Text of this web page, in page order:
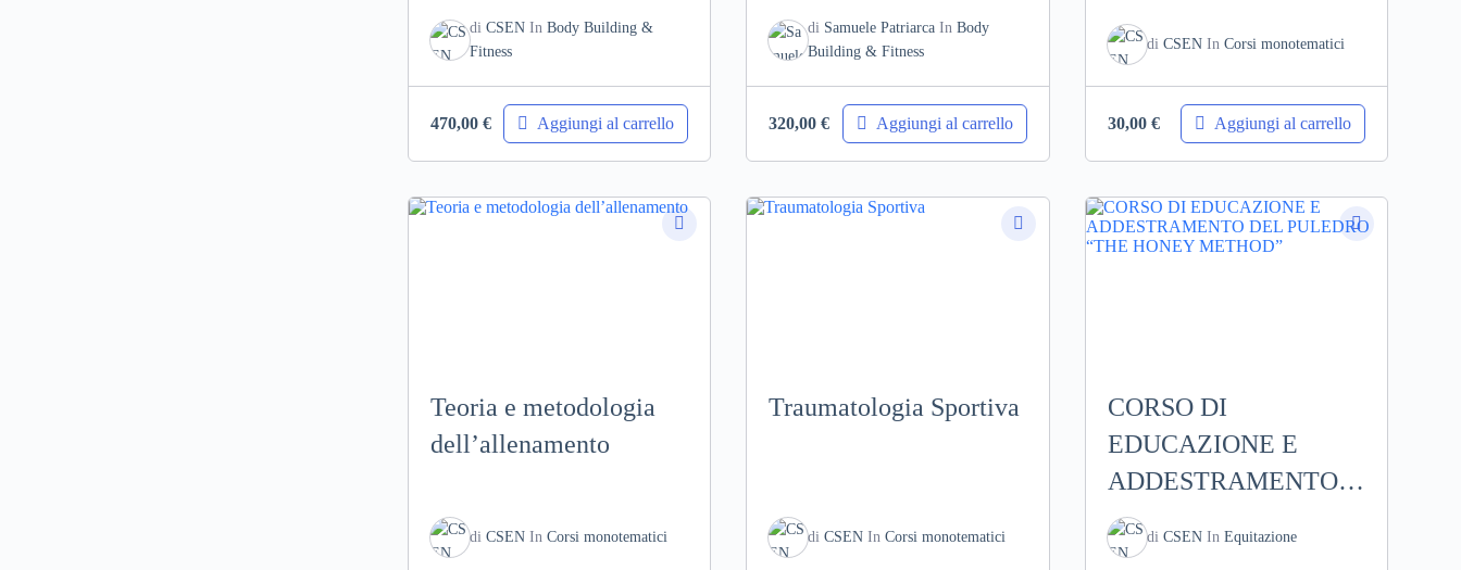
Fitness 2° livello” e
PERSONAL TRAINER
diCSEN InBody Building &
Fitness
470,00€ Aggiungi al carrello
di Samuele Patriarca InBody
Building & Fitness
320,00€ Aggiungi al carrello
di CSENIn Corsi monotematici
30,00 € Aggiungi al carrello
Teoria e metodologia
dell’allenamento
diCSEN InCorsi monotematici
Traumatologia Sportiva
diCSEN InCorsi monotematici
CORSO DI
EDUCAZIONE E
ADDESTRAMENTO
DEL PULEDRO “THE
HONEY METHOD”
di CSENIn Equitazione